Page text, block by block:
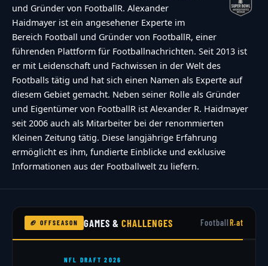
und Gründer von FootballR. Alexander
Haidmayer ist ein angesehener Experte im
Bereich Football und Gründer von FootballR, einer
führenden Plattform für Footballnachrichten. Seit 2013 ist
er mit Leidenschaft und Fachwissen in der Welt des
Footballs tätig und hat sich einen Namen als Experte auf
diesem Gebiet gemacht. Neben seiner Rolle als Gründer
und Eigentümer von FootballR ist Alexander R. Haidmayer
seit 2006 auch als Mitarbeiter bei der renommierten
Kleinen Zeitung tätig. Diese langjährige Erfahrung
ermöglicht es ihm, fundierte Einblicke und exklusive
Informationen aus der Footballwelt zu liefern.
🏈 OFFSEASON GAMES &CHALLENGES FootballR.at
POSITIONS-QUIZ